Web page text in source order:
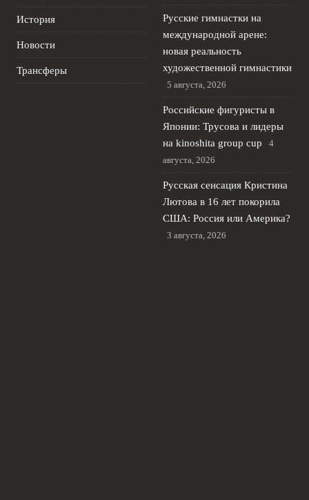
История
Новости
Трансферы
Русские гимнастки на
международной арене:
новая реальность
художественной гимнастики
5 августа, 2026
Российские фигуристы в
Японии: Трусова и лидеры
на kinoshita group cup
4
августа, 2026
Русская сенсация Кристина
Лютова в 16 лет покорила
США: Россия или Америка?
3 августа, 2026